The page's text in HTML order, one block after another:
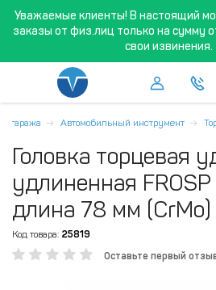
Уважаемые клиенты! В настоящий
заказы от физ.лиц только на сумму
свои извинения.
и гаража Автомобильный инструмент
Головка торцевая
удлиненная
длина 78 мм (CrMo)
Код товара: 25819
Оставьте первый